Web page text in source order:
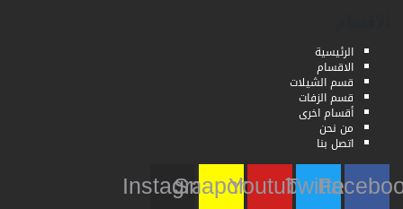
الرئيسية
الاقسام
قسم الشيلات
قسم الزفات
أقسام اخرى
من نحن
اتصل بنا
Twitter
Youtube
Snapchat
Instagram